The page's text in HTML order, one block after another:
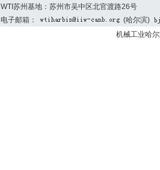
WTI苏州基地：苏州市吴中区北官渡路26号
电子邮箱：
(哈尔滨)
机械工业哈